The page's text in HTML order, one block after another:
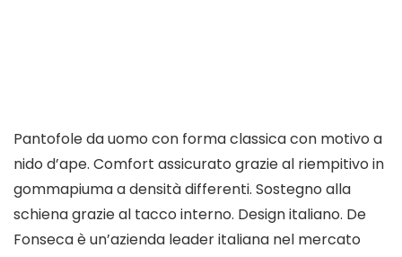
Pantofole da uomo con forma classica con motivo a
nido d’ape. Comfort assicurato grazie al riempitivo in
gommapiuma a densità differenti. Sostegno alla
schiena grazie al tacco interno. Design italiano. De
Fonseca è un’azienda leader italiana nel mercato